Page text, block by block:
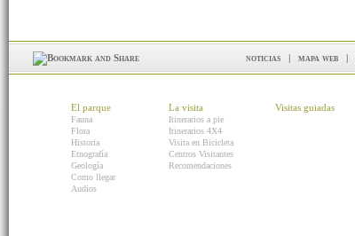
noticias | mapa web |
El parque
Fauna
Flora
Historia
Etnografía
Geología
Como llegar
Audios
La visita
Itinerarios a pie
Itinerarios 4X4
Visita en Bicicleta
Centros Visitantes
Recomendaciones
Visitas guiadas